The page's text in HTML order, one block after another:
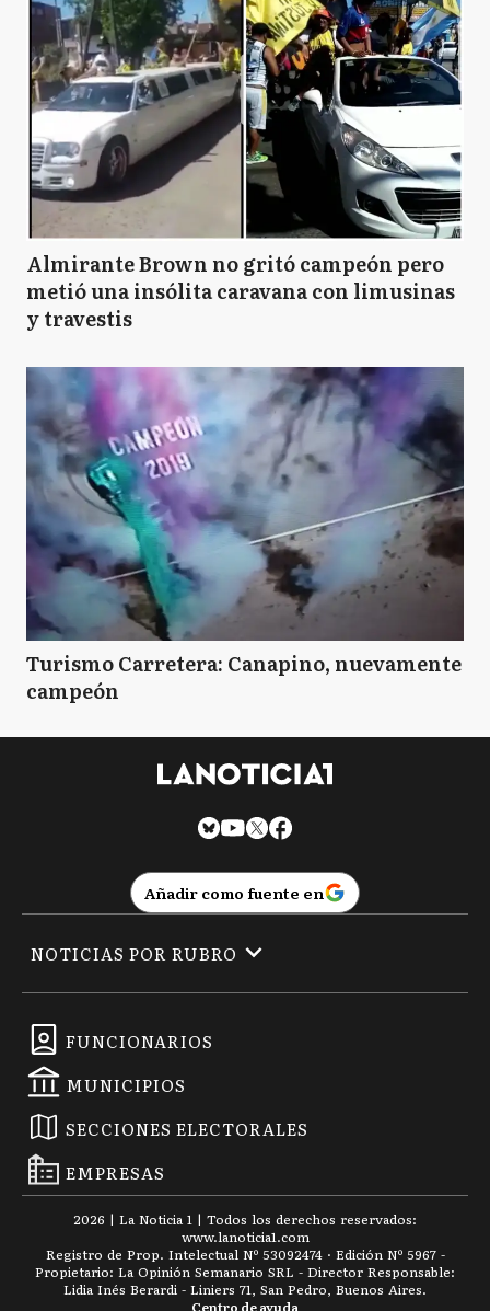
Almirante Brown no gritó campeón pero
metió una insólita caravana con limusinas
y travestis
Turismo Carretera: Canapino, nuevamente
campeón
Añadir como fuente en
FUNCIONARIOS
MUNICIPIOS
SECCIONES ELECTORALES
EMPRESAS
NOTICIAS POR RUBRO
2026 | La Noticia 1 | Todos los derechos reservados:
www.lanoticia1.com
Registro de Prop. Intelectual Nº 53092474 · Edición Nº 5967 -
Propietario: La Opinión Semanario SRL - Director Responsable:
Lidia Inés Berardi - Liniers 71, San Pedro, Buenos Aires.
Centro de ayuda